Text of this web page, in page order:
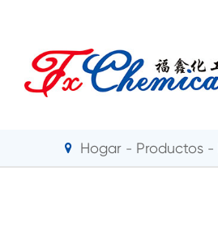
Hogar Productos